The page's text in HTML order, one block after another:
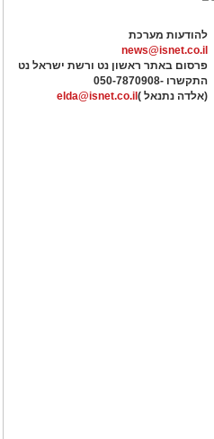
להודעות מערכת
news@isnet.co.il
פרסום באתר ראשון נט ורשת ישראל נט
התקשרו -050-7870908
(אלדה נתנאל ) elda@isnet.co.il